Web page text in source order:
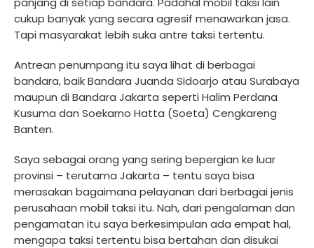
cukup banyak yang secara agresif menawarkan jasa.
Tapi masyarakat lebih suka antre taksi tertentu.
Antrean penumpang itu saya lihat di berbagai
bandara, baik Bandara Juanda Sidoarjo atau Surabaya
maupun di Bandara Jakarta seperti Halim Perdana
Kusuma dan Soekarno Hatta (Soeta) Cengkareng
Banten.
Saya sebagai orang yang sering bepergian ke luar
provinsi – terutama Jakarta – tentu saya bisa
merasakan bagaimana pelayanan dari berbagai jenis
perusahaan mobil taksi itu. Nah, dari pengalaman dan
pengamatan itu saya berkesimpulan ada empat hal,
mengapa taksi tertentu bisa bertahan dan disukai